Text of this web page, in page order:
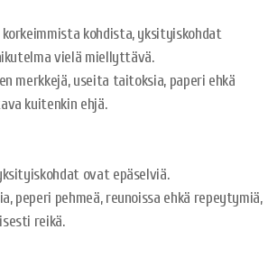
kohdista, yksityiskohdat
vielä miellyttävä.
merkkejä, useita taitoksia, paperi ehkä
kuitenkin ehjä.
ovat epäselviä.
peperi pehmeä, reunoissa ehkä repeytymiä,
reikä.